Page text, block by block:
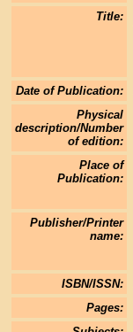
Title:
Date of Publication:
Physical
description/Number
of edition:
Place of
Publication:
Publisher/Printer
name:
ISBN/ISSN:
Pages: